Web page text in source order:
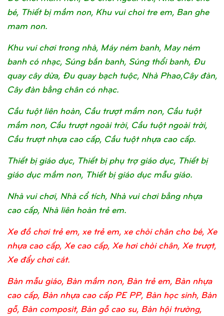
bé, Thiết bị mầm non, Khu vui choi tre em, Ban ghe
mam non.
Khu vui chơi trong nhà, Máy ném banh, May ném
banh có nhạc, Súng bắn banh, Súng thổi banh, Đu
quay cây dừa, Đu quay bạch tuộc, Nhà Phao,Cây đàn,
Cây đàn bằng chân có nhạc.
Cầu tuột liên hoàn, Cầu trượt mầm non, Cầu tuột
mầm non, Cầu trượt ngoài trời, Cầu tuột ngoài trời,
Cầu trượt nhựa cao cấp, Cầu tuột nhựa cao cấp.
Thiết bị giáo dục, Thiết bị phụ trợ giáo dục, Thiết bị
giáo dục mầm non, Thiết bị giáo dục mẫu giáo.
Nhà vui chơi, Nhà cổ tích, Nhà vui chơi bằng nhựa
cao cấp, Nhà liên hoàn trẻ em.
Xe đồ chơi trẻ em, xe trẻ em, xe chòi chân cho bé, Xe
nhựa cao cấp, Xe cao cấp, Xe hơi chòi chân, Xe trượt,
Xe đẩy chơi cát.
Bàn mẫu giáo, Bàn mầm non, Bàn trẻ em, Bàn nhựa
cao cấp, Bàn nhựa cao cấp PE PP, Bàn học sinh, Bàn
gỗ, Bàn composit, Bàn gỗ cao su, Bàn hội trường,